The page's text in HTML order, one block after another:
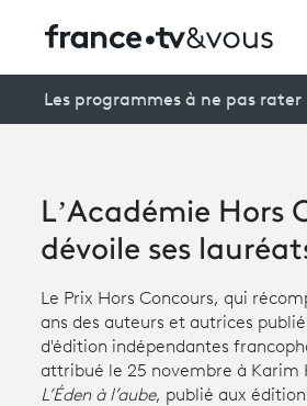
Creators
Participer et assister à une
À votre écoute
Les programmes à ne pas rater
L’Académie Hors
dévoile ses
Le Prix Hors Concours, qui
ans des auteurs et autrices
d'édition indépendantes
attribué le 25 novembre à Karim
L’Éden à l’aube, publié aux